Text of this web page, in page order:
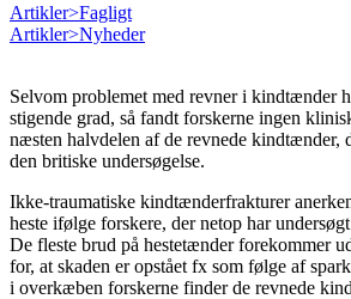
Artikler>Fagligt
Artikler>Nyheder
Selvom problemet med revner i kindtænder
stigende grad, så fandt forskerne ingen
næsten halvdelen af de revnede kindtænder,
den britiske undersøgelse.
Ikke-traumatiske kindtænderfrakturer
heste ifølge forskere, der netop har
De fleste brud på hestetænder forekommer
for, at skaden er opstået fx som følge af
i overkæben forskerne finder de revnede